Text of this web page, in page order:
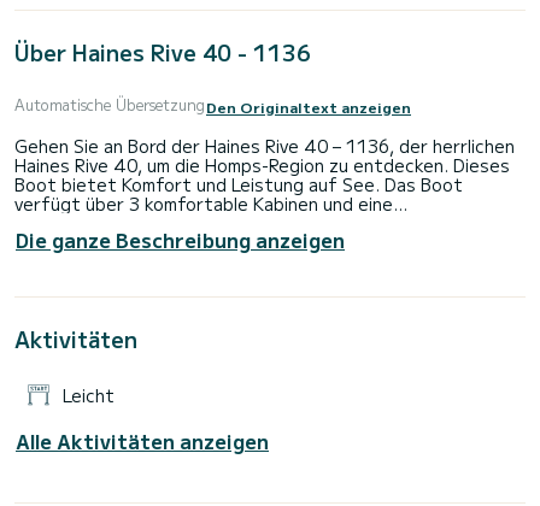
Über Haines Rive 40 - 1136
Automatische ÜbersetzungDen Originaltext anzeigen
Gehen Sie an Bord der Haines Rive 40 – 1136, der herrlichen
Haines Rive 40, um die Homps-Region zu entdecken. Dieses
Boot bietet Komfort und Leistung auf See. Das Boot
verfügt über 3 komfortable Kabinen und eine
11,74 Metern ist es Ihr bester Verbündeter, um einen
außergewöhnlichen Urlaub auf dem Wasser in der Umgebung
Reservierungsanfrage klicken Sie auf die Schaltfläche
Die ganze Beschreibung anzeigen
Aktivitäten
Leicht
Alle Aktivitäten anzeigen